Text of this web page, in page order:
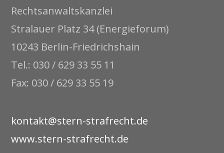
Rechtsanwaltskanzlei
Stralauer Platz 34 (Energieforum)
10243 Berlin-Friedrichshain
Tel.: 030 / 629 33 55 11
Fax: 030 / 629 33 55 19
kontakt@stern-strafrecht.de
www.stern-strafrecht.de